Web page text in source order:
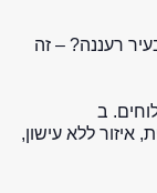
רעננה? – זה
ב
איזור ללא עישון,